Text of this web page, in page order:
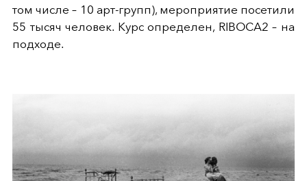
том числе – 10 арт-групп), мероприятие посетили
55 тысяч человек. Курс определен, RIBOCA2 – на
подходе.